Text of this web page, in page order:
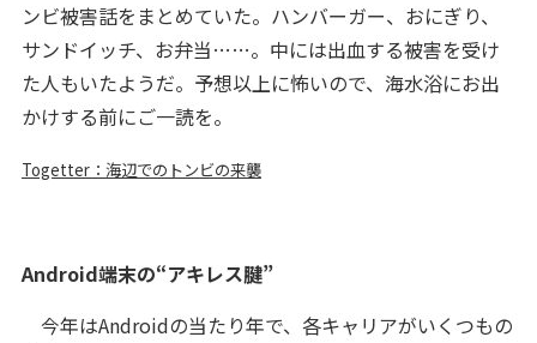
ンビ被害話をまとめていた。ハンバーガー、おにぎり、
サンドイッチ、お弁当……。中には出血する被害を受け
た人もいたようだ。予想以上に怖いので、海水浴にお出
かけする前にご一読を。
Togetter：海辺でのトンビの来襲
Android端末の“アキレス腱”
今年はAndroidの当たり年で、各キャリアがいくつもの